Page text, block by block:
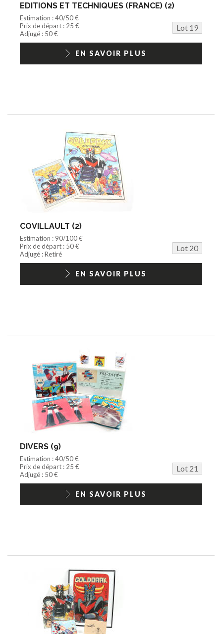
EDITIONS ET TECHNIQUES (FRANCE) (2)
Estimation : 40/50 €
Prix de départ : 25 €
Lot 19
Adjugé : 50 €
EN SAVOIR PLUS
COVILLAULT (2)
Estimation : 90/100 €
Prix de départ : 50 €
Lot 20
Adjugé : Retiré
EN SAVOIR PLUS
DIVERS (9)
Estimation : 40/50 €
Prix de départ : 25 €
Lot 21
Adjugé : 50 €
EN SAVOIR PLUS